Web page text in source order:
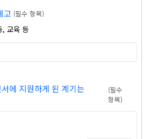
고 (필수 항목)
교육 등
에 지원하게 된 계기는
(필수
항목)